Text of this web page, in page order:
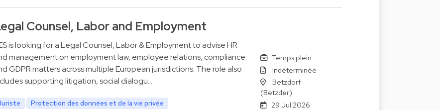
Counsel, Labor and Employment
is looking for a Legal Counsel, Labor & Employment to advise HR
management on employment law, employee relations, compliance
GDPR matters across multiple European jurisdictions. The role also
supporting litigation, social dialogu…
Protection des données et de la vie privée
Temps plein
Indéterminée
Betzdorf
(Betzder)
29 Jul 2026